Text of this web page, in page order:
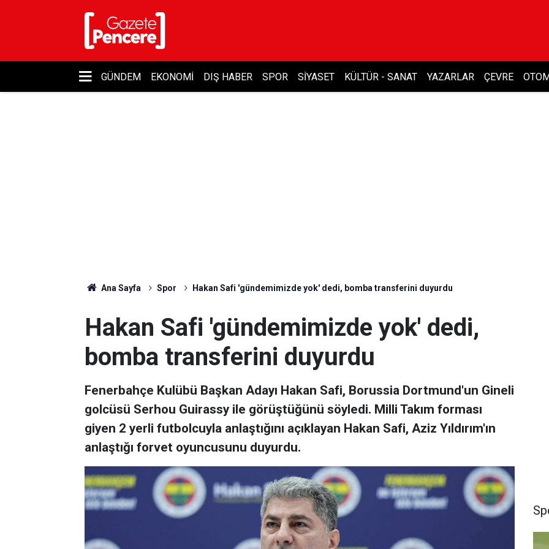
GÜNDEM EKONOMI DIŞ HABER SPOR SIYASET KÜLTÜR - SANAT YAZARLAR ÇEVRE
Ana Sayfa Spor Hakan Safi 'gündemimizde yok' dedi, bomba transferini duyurdu
Hakan Safi 'gündemimizde yok' dedi,
bomba transferini duyurdu
Fenerbahçe Kulübü Başkan Adayı Hakan Safi, Borussia Dortmund'un Gineli
golcüsü Serhou Guirassy ile görüştüğünü söyledi. Milli Takım forması
giyen 2 yerli futbolcuyla anlaştığını açıklayan Hakan Safi, Aziz Yıldırım'ın
anlaştığı forvet oyuncusunu duyurdu.